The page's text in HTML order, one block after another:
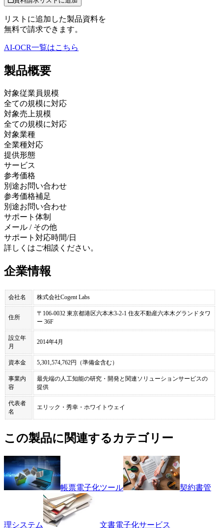
リストに追加した製品資料を
無料で請求できます。
AI-OCR一覧はこちら
製品概要
対象従業員規模
全ての規模に対応
対象売上規模
全ての規模に対応
対象業種
全業種対応
提供形態
サービス
参考価格
別途お問い合わせ
参考価格補足
別途お問い合わせ
サポート体制
メール / その他
サポート対応時間/日
詳しくはご相談ください。
企業情報
会社名 株式会社Cogent Labs
住所
〒106-0032 東京都港区六本木3-2-1 住友不動産六本木グランドタワ
ー 36F
設立年
月
2014年4月
資本金 5,301,574,762円（準備金含む）
事業内
容
最先端の人工知能の研究・開発と関連ソリューションサービスの
提供
代表者
名
エリック・秀幸・ホワイトウェイ
この製品に関連するカテゴリー
帳票電子化ツール 契約書管
理システム 文書電子化サービス